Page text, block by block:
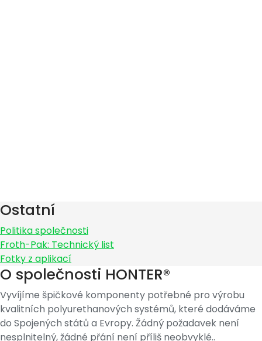
Ostatní
Politika společnosti
Froth-Pak: Technický list
Fotky z aplikací
O společnosti HONTER®
Vyvíjíme špičkové komponenty potřebné pro výrobu
kvalitních polyurethanových systémů, které dodáváme
do Spojených států a Evropy. Žádný požadavek není
nesplnitelný, žádné přání není příliš neobvyklé..